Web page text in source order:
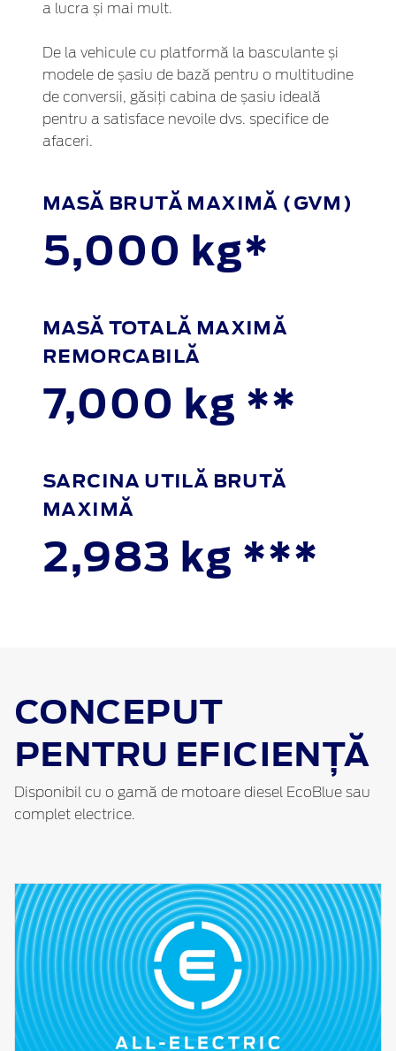
a lucra și mai mult.
De la vehicule cu platformă la basculante și
modele de șasiu de bază pentru o multitudine
de conversii, găsiți cabina de șasiu ideală
pentru a satisface nevoile dvs. specifice de
afaceri.
MASĂ BRUTĂ MAXIMĂ (GVM)
5,000 kg*
MASĂ TOTALĂ MAXIMĂ
REMORCABILĂ
7,000 kg **
SARCINA UTILĂ BRUTĂ
MAXIMĂ
2,983 kg ***
CONCEPUT
PENTRU EFICIENȚĂ
Disponibil cu o gamă de motoare diesel EcoBlue sau
complet electrice.